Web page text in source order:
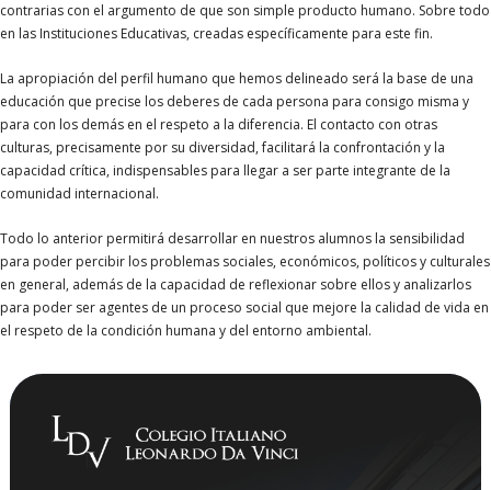
contrarias con el argumento de que son simple producto humano. Sobre todo
en las Instituciones Educativas, creadas específicamente para este fin.
La apropiación del perfil humano que hemos delineado será la base de una
educación que precise los deberes de cada persona para consigo misma y
para con los demás en el respeto a la diferencia. El contacto con otras
culturas, precisamente por su diversidad, facilitará la confrontación y la
capacidad crítica, indispensables para llegar a ser parte integrante de la
comunidad internacional.
Todo lo anterior permitirá desarrollar en nuestros alumnos la sensibilidad
para poder percibir los problemas sociales, económicos, políticos y culturales
en general, además de la capacidad de reflexionar sobre ellos y analizarlos
para poder ser agentes de un proceso social que mejore la calidad de vida en
el respeto de la condición humana y del entorno ambiental.